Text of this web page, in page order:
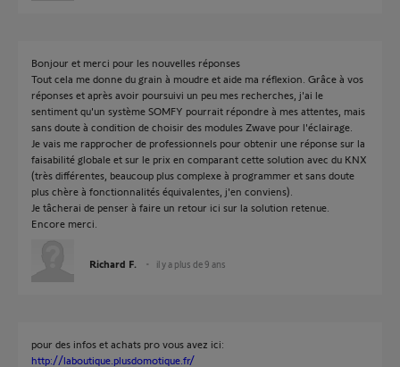
Bonjour et merci pour les nouvelles réponses
Tout cela me donne du grain à moudre et aide ma réflexion. Grâce à vos
réponses et après avoir poursuivi un peu mes recherches, j'ai le
sentiment qu'un système SOMFY pourrait répondre à mes attentes, mais
sans doute à condition de choisir des modules Zwave pour l'éclairage.
Je vais me rapprocher de professionnels pour obtenir une réponse sur la
faisabilité globale et sur le prix en comparant cette solution avec du KNX
(très différentes, beaucoup plus complexe à programmer et sans doute
plus chère à fonctionnalités équivalentes, j'en conviens).
Je tâcherai de penser à faire un retour ici sur la solution retenue.
Encore merci.
Richard F. il y a plus de 9 ans
pour des infos et achats pro vous avez ici:
http://laboutique.plusdomotique.fr/